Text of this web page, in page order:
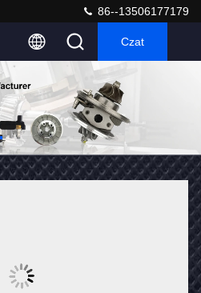
86--13506177179
Czat